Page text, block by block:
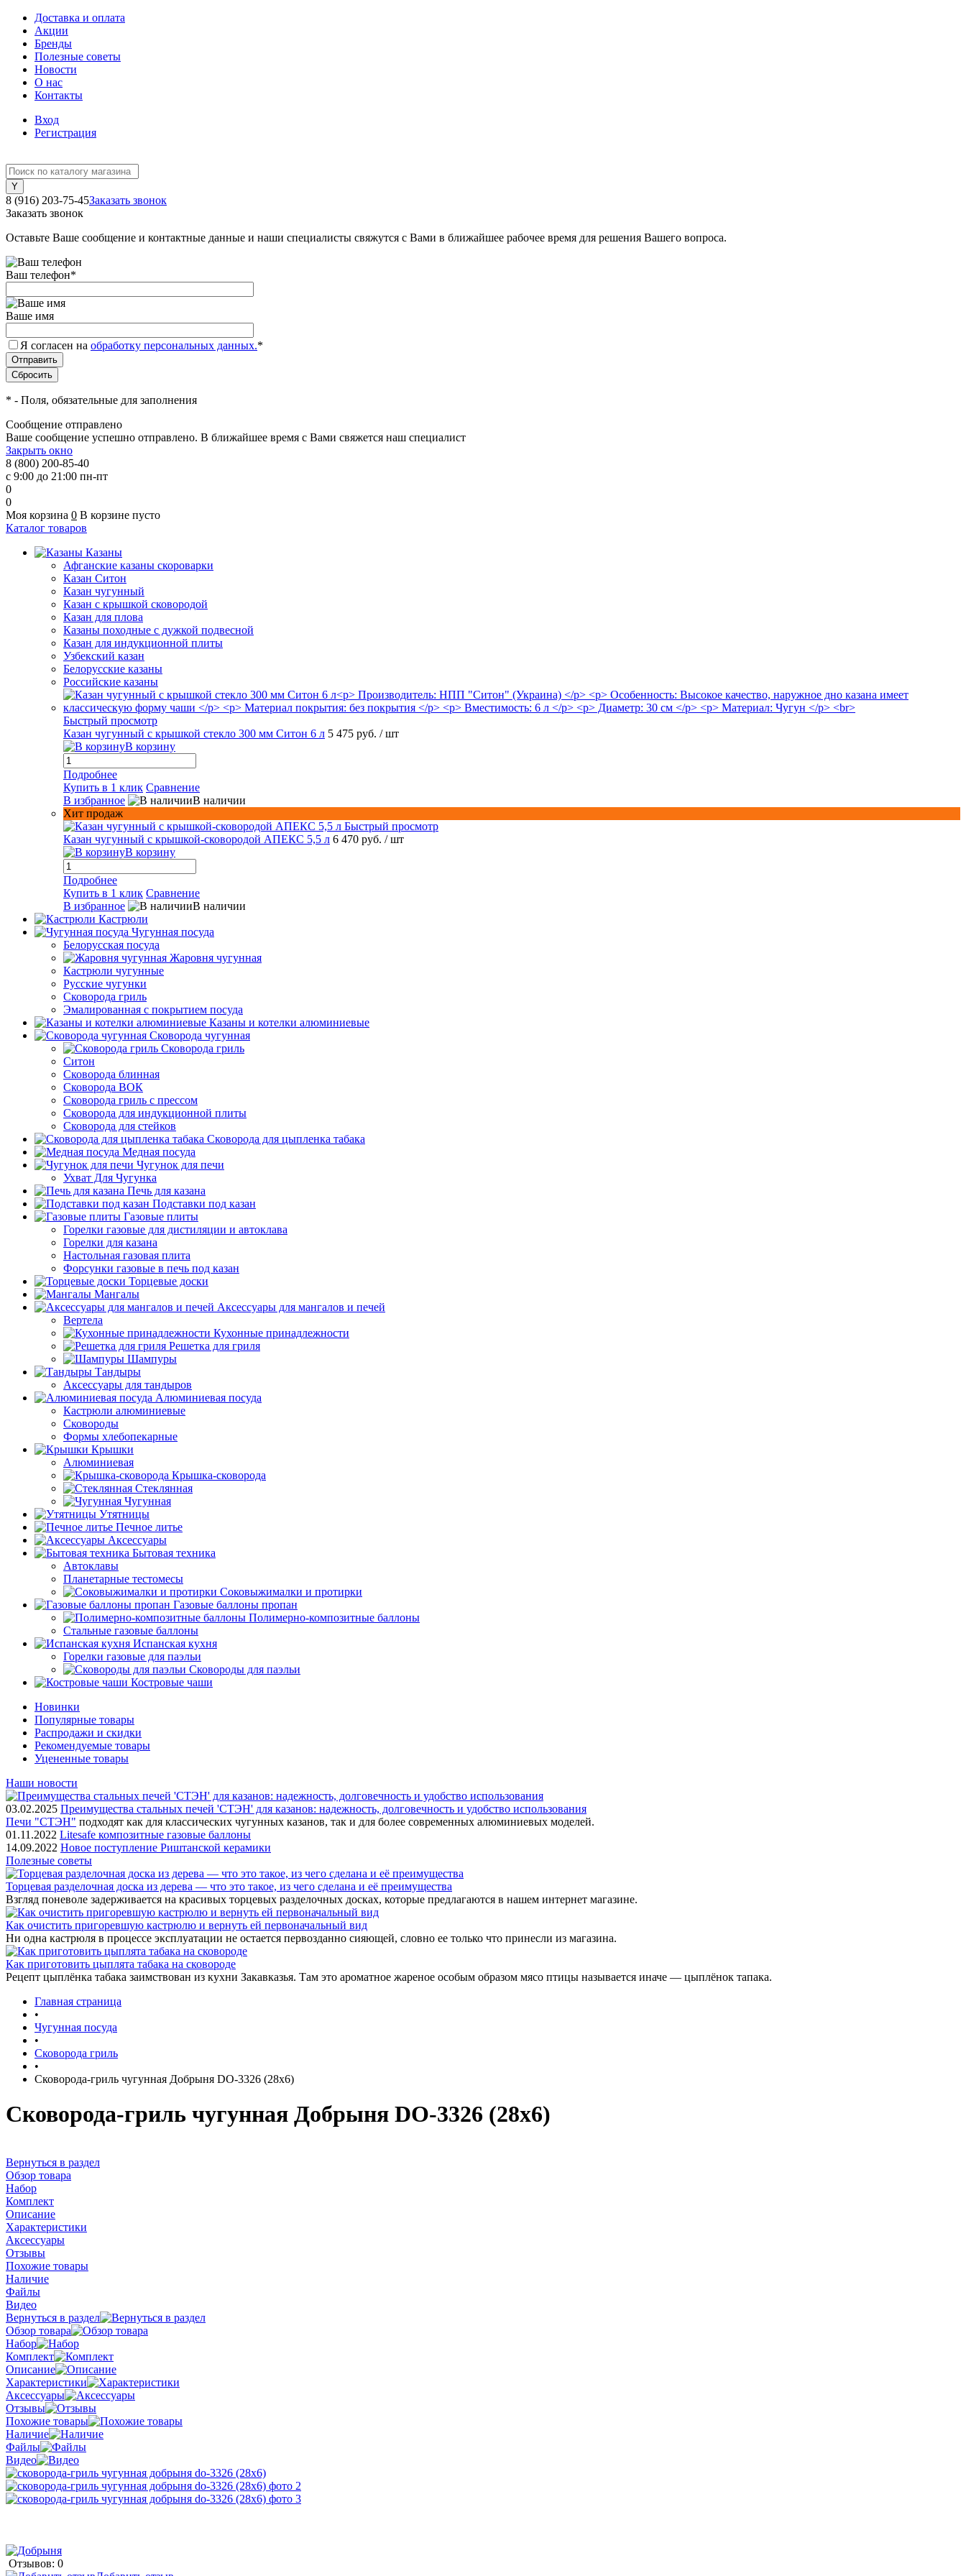
Доставка и оплата
Акции
Бренды
Полезные советы
Новости
О нас
Контакты
Вход
Регистрация
8 (916) 203-75-45Заказать звонок
Заказать звонок
Оставьте Ваше сообщение и контактные данные и наши специалисты свяжутся с Вами в ближайшее рабочее время для решения Вашего вопроса.
Ваш телефон*
Ваше имя
Я согласен на обработку персональных данных.*
* - Поля, обязательные для заполнения
Сообщение отправлено
Ваше сообщение успешно отправлено. В ближайшее время с Вами свяжется наш специалист
Закрыть окно
8 (800) 200-85-40
с 9:00 до 21:00 пн-пт
0
0
Моя корзина 0 В корзине пусто
Каталог товаров
Казаны
Афганские казаны скороварки
Казан Ситон
Казан чугунный
Казан с крышкой сковородой
Казан для плова
Казаны походные с дужкой подвесной
Казан для индукционной плиты
Узбекский казан
Белорусские казаны
Российские казаны
Быстрый просмотр
Казан чугунный с крышкой стекло 300 мм Ситон 6 л 5 475 руб. / шт
В корзину
Подробнее
Купить в 1 клик Сравнение
В избранное
В наличии
Хит продаж
Быстрый просмотр
Казан чугунный с крышкой-сковородой АПЕКС 5,5 л 6 470 руб. / шт
В корзину
Подробнее
Купить в 1 клик Сравнение
В избранное
В наличии
Кастрюли
Чугунная посуда
Белорусская посуда
Жаровня чугунная
Кастрюли чугунные
Русские чугунки
Сковорода гриль
Эмалированная с покрытием посуда
Казаны и котелки алюминиевые
Сковорода чугунная
Сковорода гриль
Ситон
Сковорода блинная
Сковорода ВОК
Сковорода гриль с прессом
Сковорода для индукционной плиты
Сковорода для стейков
Сковорода для цыпленка табака
Медная посуда
Чугунок для печи
Ухват Для Чугунка
Печь для казана
Подставки под казан
Газовые плиты
Горелки газовые для дистиляции и автоклава
Горелки для казана
Настольная газовая плита
Форсунки газовые в печь под казан
Торцевые доски
Мангалы
Аксессуары для мангалов и печей
Вертела
Кухонные принадлежности
Решетка для гриля
Шампуры
Тандыры
Аксессуары для тандыров
Алюминиевая посуда
Кастрюли алюминиевые
Сковороды
Формы хлебопекарные
Крышки
Алюминиевая
Крышка-сковорода
Стеклянная
Чугунная
Утятницы
Печное литье
Аксессуары
Бытовая техника
Автоклавы
Планетарные тестомесы
Соковыжималки и протирки
Газовые баллоны пропан
Полимерно-композитные баллоны
Стальные газовые баллоны
Испанская кухня
Горелки газовые для паэльи
Сковороды для паэльи
Костровые чаши
Новинки
Популярные товары
Распродажи и скидки
Рекомендуемые товары
Уцененные товары
Наши новости
03.02.2025 Преимущества стальных печей 'СТЭН' для казанов: надежность, долговечность и удобство использования
Печи "СТЭН" подходят как для классических чугунных казанов, так и для более современных алюминиевых моделей.
01.11.2022 Litesafe композитные газовые баллоны
14.09.2022 Новое поступление Риштанской керамики
Полезные советы
Торцевая разделочная доска из дерева — что это такое, из чего сделана и её преимущества
Взгляд поневоле задерживается на красивых торцевых разделочных досках, которые предлагаются в нашем интернет магазине.
Как очистить пригоревшую кастрюлю и вернуть ей первоначальный вид
Ни одна кастрюля в процессе эксплуатации не остается первозданно сияющей, словно ее только что принесли из магазина.
Как приготовить цыплята табака на сковороде
Рецепт цыплёнка табака заимствован из кухни Закавказья. Там это ароматное жареное особым образом мясо птицы называется иначе — цыплёнок тапака.
Главная страница
•
Чугунная посуда
•
Сковорода гриль
•
Сковорода-гриль чугунная Добрыня DO-3326 (28х6)
Сковорода-гриль чугунная Добрыня DO-3326 (28х6)
Вернуться в раздел
Обзор товара
Набор
Комплект
Описание
Характеристики
Аксессуары
Отзывы
Похожие товары
Наличие
Файлы
Видео
Вернуться в раздел
Обзор товара
Набор
Комплект
Описание
Характеристики
Аксессуары
Отзывы
Похожие товары
Наличие
Файлы
Видео
Отзывов: 0